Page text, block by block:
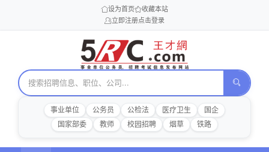
设为首页
收藏本站
立即注册点击登录
事业单位 公务员 公检法 医疗卫生
国企
国家部委
教师 校园招聘 烟草 铁路